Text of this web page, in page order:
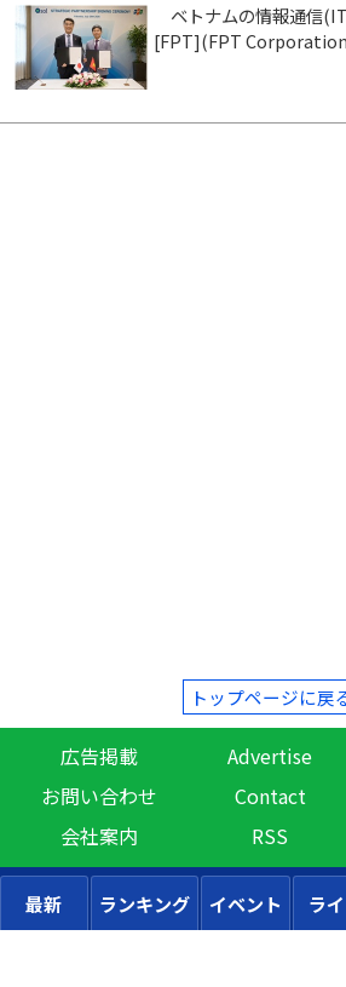
ベトナムの情報通信
[FPT](FPT
トップページに戻
広告掲載 Advertise
お問い合わせ
Contact
会社案内
RSS
最新 ランキング イベント ラ